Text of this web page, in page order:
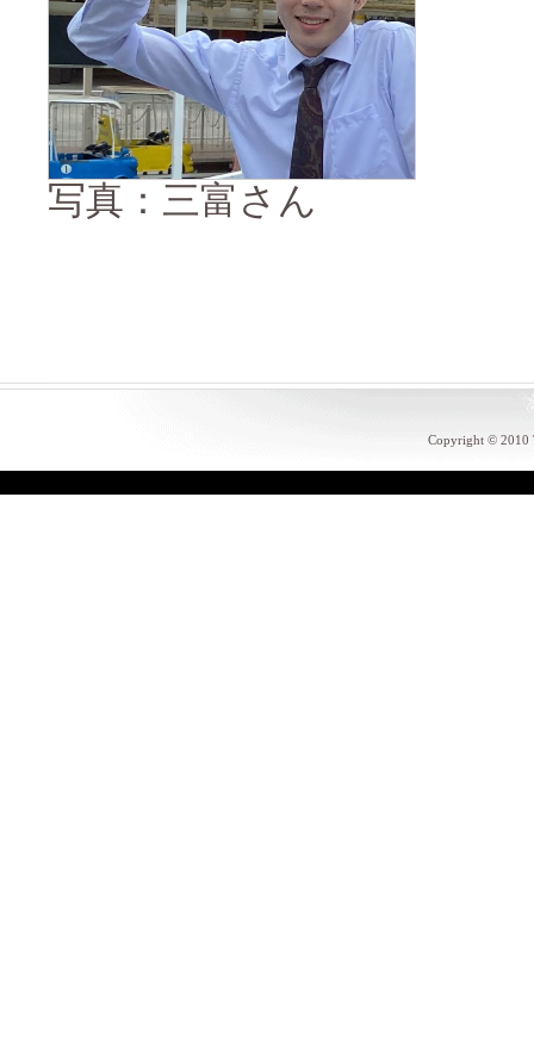
写真：三富さん
Copyright © 2010